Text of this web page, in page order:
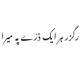
ہر ایک ذرّے پہ